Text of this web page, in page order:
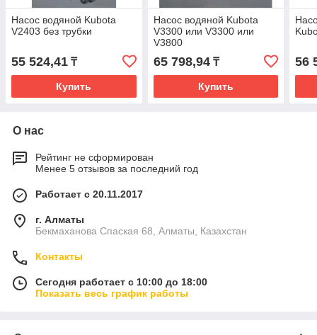
Насос водяной Kubota
V2403 без трубки
55 524,41 ₸
Купить
Насос водяной Kubota
V3300 или V3300 или
V3800
65 798,94₸
Купить
56
О нас
Рейтинг не сформирован
Менее 5 отзывов за последний год
Работает с 20.11.2017
г. Алматы
Бекмаханова Спаская 68, Алматы, Казахстан
Контакты
Сегодня работает с 10:00 до 18:00
Показать весь график работы